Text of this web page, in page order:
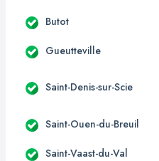
Butot
Gueutteville
Saint-Denis-sur-Scie
Saint-Ouen-du-Breuil
Saint-Vaast-du-Val